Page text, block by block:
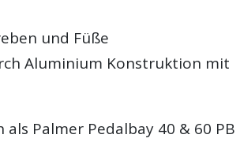
und Füße
Aluminium Konstruktion mit
Palmer Pedalbay 40 & 60 PB